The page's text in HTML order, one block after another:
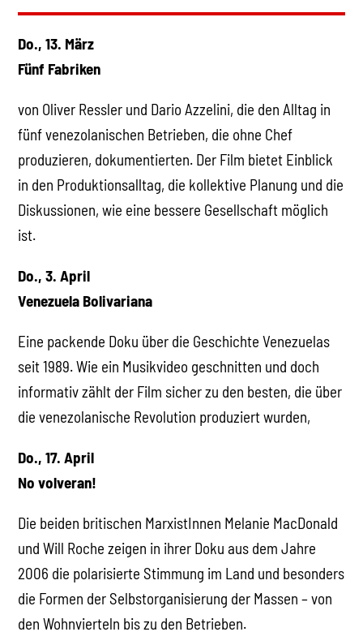
Do., 13. März
Fünf Fabriken
von Oliver Ressler und Dario Azzelini, die den Alltag in
fünf venezolanischen Betrieben, die ohne Chef
produzieren, dokumentierten. Der Film bietet Einblick
in den Produktionsalltag, die kollektive Planung und die
Diskussionen, wie eine bessere Gesellschaft möglich
ist.
Do., 3. April
Venezuela Bolivariana
Eine packende Doku über die Geschichte Venezuelas
seit 1989. Wie ein Musikvideo geschnitten und doch
informativ zählt der Film sicher zu den besten, die über
die venezolanische Revolution produziert wurden,
Do., 17. April
No volveran!
Die beiden britischen MarxistInnen Melanie MacDonald
und Will Roche zeigen in ihrer Doku aus dem Jahre
2006 die polarisierte Stimmung im Land und besonders
die Formen der Selbstorganisierung der Massen – von
den Wohnvierteln bis zu den Betrieben.